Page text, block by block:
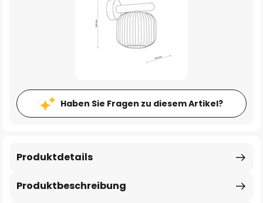
Haben Sie Fragen zu diesem Artikel?
Produktbeschreibung
Produktdetails